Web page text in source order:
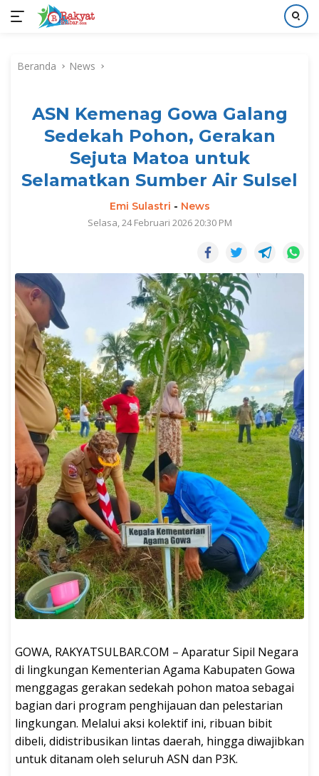
kontenBeranda News
ASN Kemenag Gowa Galang
Sedekah Pohon, Gerakan
Sejuta Matoa untuk
Selamatkan Sumber Air Sulsel
Emi Sulastri - News
Selasa, 24 Februari 2026 20:30 PM
GOWA, RAKYATSULBAR.COM – Aparatur Sipil Negara
di lingkungan Kementerian Agama Kabupaten Gowa
menggagas gerakan sedekah pohon matoa sebagai
bagian dari program penghijauan dan pelestarian
lingkungan. Melalui aksi kolektif ini, ribuan bibit
dibeli, didistribusikan lintas daerah, hingga diwajibkan
untuk ditanam oleh seluruh ASN dan P3K.